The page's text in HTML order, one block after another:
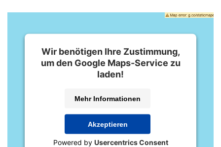
Wir benötigen Ihre Zustimmung,
um den Google Maps-Service zu
laden!
Mehr Informationen
Akzeptieren
Powered by Usercentrics Consent